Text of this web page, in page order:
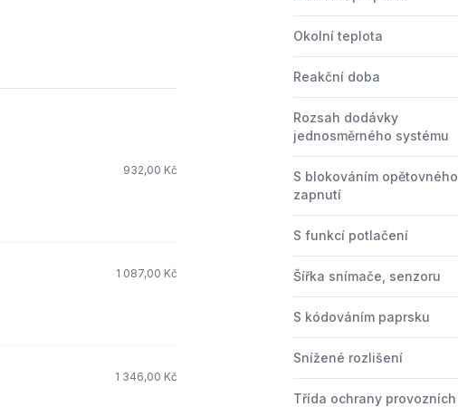
Okolní teplota
Reakční doba
Rozsah dodávky
jednosměrného systému
S blokováním opětovného
zapnutí
S funkcí potlačení
Šířka snímače, senzoru
S kódováním paprsku
Snížené rozlišení
Třída ochrany provozních
932,00 Kč
1 087,00 Kč
1 346,00 Kč